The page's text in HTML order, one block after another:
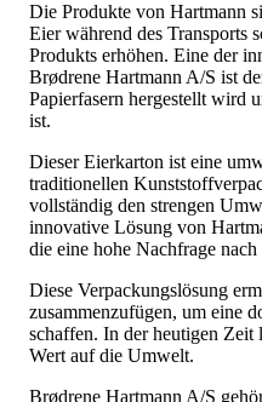
Die Produkte von Hartmann
Eier während des Transports
Produkts erhöhen. Eine der
Brødrene Hartmann A/S ist
Papierfasern hergestellt wird
ist.
Dieser Eierkarton ist eine
traditionellen
vollständig den strengen
innovative Lösung von
die eine hohe Nachfrage
Diese Verpackungslösung
zusammenzufügen, um eine
schaffen. In der heutigen Zeit
Wert auf die Umwelt.
Brødrene Hartmann A/S